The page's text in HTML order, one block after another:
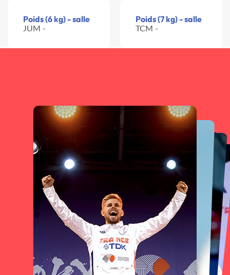
Poids (6 kg) - salle
JUM -
Poids (7 kg) - salle
TCM -